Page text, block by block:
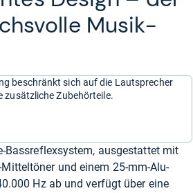
Musik­
beschränkt sich auf die Lautsprecher
zusätzliche Zubehörteile.
Bassreflexsystem, ausgestattet mit
und einem 25-mm-Alu-
Hz ab und verfügt über eine